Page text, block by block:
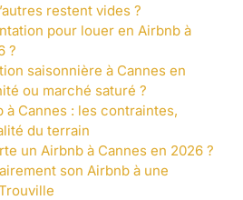
restent vides ?
pour louer en Airbnb à
?
saisonnière à Cannes en
ou marché saturé ?
à Cannes : les contraintes,
du terrain
un Airbnb à Cannes en 2026 ?
son Airbnb à une